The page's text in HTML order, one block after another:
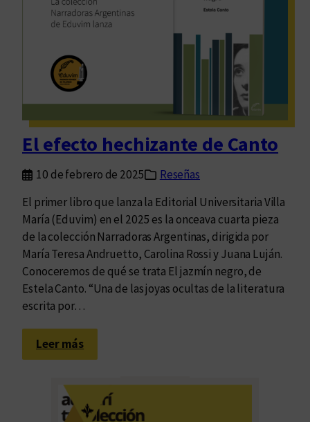
e
r
o
c
i
n
n
t
e
d
e
l
a
l
e
s
El efecto hechizante de Canto
10 de febrero de 2025
Reseñas
El primer libro que lanza la Editorial Universitaria Villa
María (Eduvim) en el 2025 es la onceava cuarta pieza
de la colección Narradoras Argentinas, dirigida por
María Teresa Andruetto, Carolina Rossi y Juana Luján.
Conoceremos de qué se trata El jazmín negro, de
Estela Canto. “Una de las joyas ocultas de la literatura
escrita por…
Leer más:
E
f